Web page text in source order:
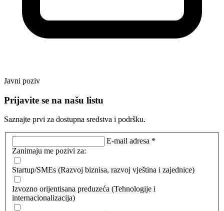
Javni poziv
Prijavite se na našu listu
Saznajte prvi za dostupna sredstva i podršku.
E-mail adresa *
Zanimaju me pozivi za:
Startup/SMEs (Razvoj biznisa, razvoj vještina i zajednice)
Izvozno orijentisana preduzeća (Tehnologije i
internacionalizacija)